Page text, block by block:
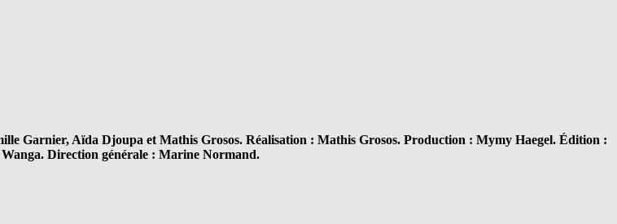
Garnier, Aïda Djoupa et Mathis Grosos. Réalisation : Mathis Grosos. Production : Mymy Haegel. Édition :
Direction générale : Marine Normand.